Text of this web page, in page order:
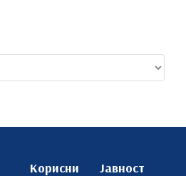
Корисни
Јавност